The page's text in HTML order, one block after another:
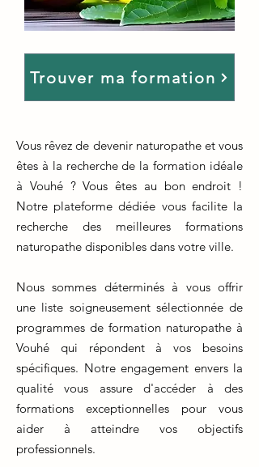
Trouver ma formation
Vous rêvez de devenir naturopathe et vous
êtes à la recherche de la formation idéale
à Vouhé ? Vous êtes au bon endroit !
Notre plateforme dédiée vous facilite la
recherche des meilleures formations
naturopathe disponibles dans votre ville.
Nous sommes déterminés à vous offrir
une liste soigneusement sélectionnée de
programmes de formation naturopathe à
Vouhé qui répondent à vos besoins
spécifiques. Notre engagement envers la
qualité vous assure d'accéder à des
formations exceptionnelles pour vous
aider à atteindre vos objectifs
professionnels.